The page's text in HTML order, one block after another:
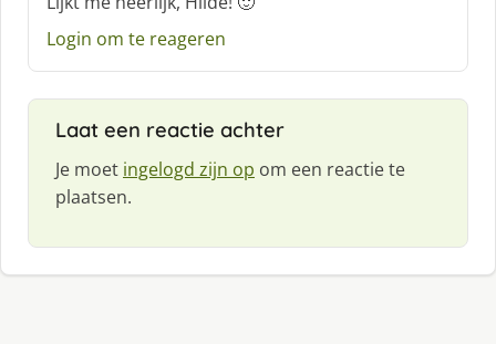
e
e
:
Login om te reageren
Laat een reactie achter
Je moet ingelogd zijn op om een reactie te
plaatsen.